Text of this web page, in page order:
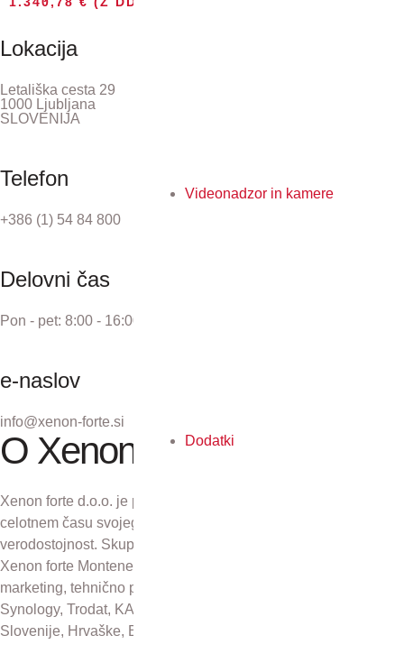
Videonadzor in kamere
Dodatki
Lokacija
Letališka cesta 29
1000 Ljubljana
SLOVENIJA
Telefon
+386 (1) 54 84 800
Delovni čas
Pon - pet: 8:00 - 16:00
e-naslov
info@xenon-forte.si
O Xenon forte
Xenon forte d.o.o. je podjetje z več kot 30-letno tradicijo. V
celotnem času svojega obstoja se zavzema za odličnost in
verodostojnost. Skupaj s podjetji Xenon forte Zagreb d.o.o.,
Xenon forte Montenegro in Xenon forte d.o.o., Sarajevo skrbi za
marketing, tehnično podporo in distribucijo izdelkov Kyocera,
Synology, Trodat, KAI, Plustek in CZUR na področju Republike
Slovenije, Hrvaške, Bosne in Hercegovine ter Črne gore.